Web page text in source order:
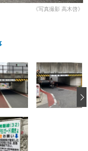
クト《写真撮影 高木啓》